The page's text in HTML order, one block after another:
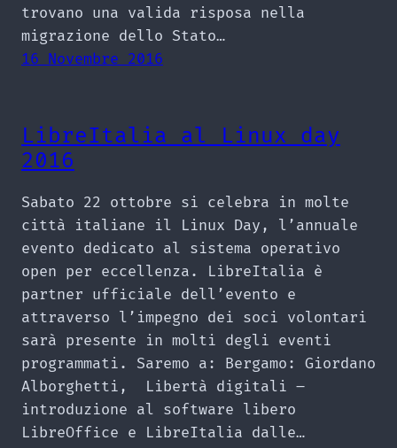
trovano una valida risposa nella
migrazione dello Stato…
16 Novembre 2016
LibreItalia al Linux day
2016
Sabato 22 ottobre si celebra in molte
città italiane il Linux Day, l’annuale
evento dedicato al sistema operativo
open per eccellenza. LibreItalia è
partner ufficiale dell’evento e
attraverso l’impegno dei soci volontari
sarà presente in molti degli eventi
programmati. Saremo a: Bergamo: Giordano
Alborghetti, Libertà digitali –
introduzione al software libero
LibreOffice e LibreItalia dalle…